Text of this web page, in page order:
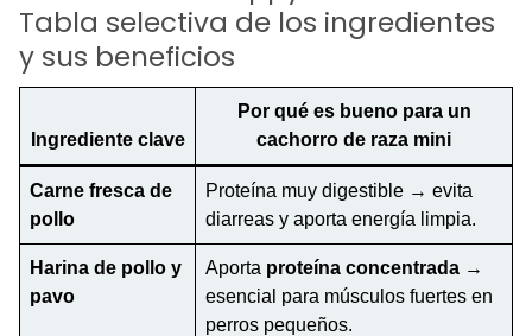
Tabla selectiva de los ingredientes
y sus beneficios
Ingrediente clave
Por qué es bueno para un
cachorro de raza mini
Carne fresca de
pollo
Proteína muy digestible → evita
diarreas y aporta energía limpia.
Harina de pollo y
pavo
Aporta proteína concentrada →
esencial para músculos fuertes en
perros pequeños.